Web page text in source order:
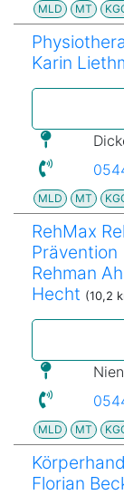
MLD MT
Karin
MLD MT
RehMax
Prävention
Rehman
Hecht (10,2
MLD MT
Florian